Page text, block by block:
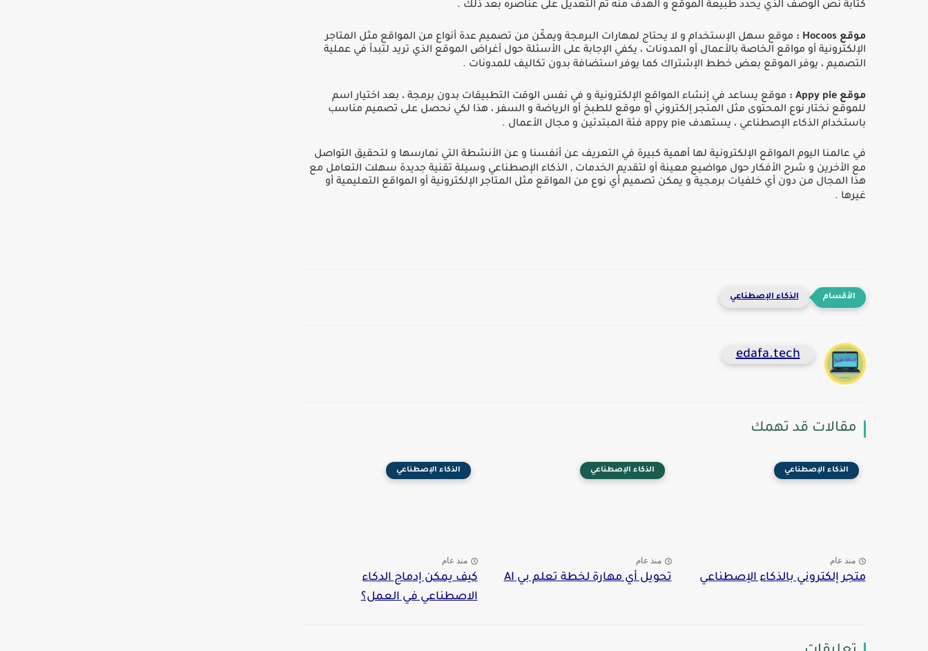
كتابة نص الوصف الذي يحدد طبيعة الموقع و الهدف منه ثم التعديل على عناصره بعد ذلك .
موقعHocoos :
موقع سهل اﻹستخدام و لا يحتاج لمهارات البرمجة ويمكّن من تصميم عدة أنواع من المواقع مثل المتاجر
اﻹلكترونية أو مواقع الخاصة باﻷعمال أو المدونات ، يكفي اﻹجابة على اﻷسئلة حول أغراض الموقع الذي تريد لتبدأ في عملية
التصميم ، يوفر الموقع بعض خطط الإشتراك كما يوفر استضافة بدون تكاليف للمدونات .
موقعAppy pie :
موقع يساعد في إنشاء المواقع اﻹلكترونية و في نفس الوقت التطبيقات بدون برمجة ، بعد اختيار اسم
للموقع نختار نوع المحتوى مثل المتجر إلكتروني أو موقع للطبخ أو الرياضة و السفر ، هذا لكي نحصل على تصميم مناسب
باستخدام الذكاء اﻹصطناعي ، يستهدفappy pie فئة المبتدئين و مجال الأعمال .
في عالمنا اليوم المواقع اﻹلكترونية لها أهمية كبيرة في التعريف عن أنفسنا و عن اﻷنشطة التي نمارسها و لتحقيق التواصل
مع اﻷخرين و شرح اﻷفكار حول مواضيع معينة أو لتقديم الخدمات, الذكاء اﻹصطناعي وسيلة تقنية جديدة سهلت التعامل مع
هذا المجال من دون أي خلفيات برمجية و يمكن تصميم أي نوع من المواقع مثل المتاجر اﻹلكترونية أو المواقع التعليمية أو
غيرها .
الذكاء اﻹصطناعي
edafa.tech
مقالات قد تهمك
الذكاء اﻹصطناعي
منذ عام
متجر إلكتروني بالذكاء الإصطناعي
الذكاء اﻹصطناعي
منذ عام
تحويل أي مهارة لخطة تعلم بي AI
الذكاء اﻹصطناعي
منذ عام
كيف يمكن إدماج الدكاء
الاصطناعي في العمل؟